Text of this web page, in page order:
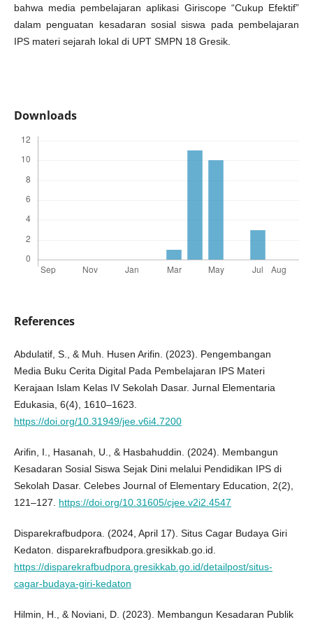
bahwa media pembelajaran aplikasi Giriscope “Cukup Efektif”
dalam penguatan kesadaran sosial siswa pada pembelajaran
IPS materi sejarah lokal di UPT SMPN 18 Gresik.
Downloads
References
Abdulatif, S., & Muh. Husen Arifin. (2023). Pengembangan
Media Buku Cerita Digital Pada Pembelajaran IPS Materi
Kerajaan Islam Kelas IV Sekolah Dasar. Jurnal Elementaria
Edukasia, 6(4), 1610–1623.
https://doi.org/10.31949/jee.v6i4.7200
Arifin, I., Hasanah, U., & Hasbahuddin. (2024). Membangun
Kesadaran Sosial Siswa Sejak Dini melalui Pendidikan IPS di
Sekolah Dasar. Celebes Journal of Elementary Education, 2(2),
121–127. https://doi.org/10.31605/cjee.v2i2.4547
Disparekrafbudpora. (2024, April 17). Situs Cagar Budaya Giri
Kedaton. disparekrafbudpora.gresikkab.go.id.
https://disparekrafbudpora.gresikkab.go.id/detailpost/situs-
cagar-budaya-giri-kedaton
Hilmin, H., & Noviani, D. (2023). Membangun Kesadaran Publik